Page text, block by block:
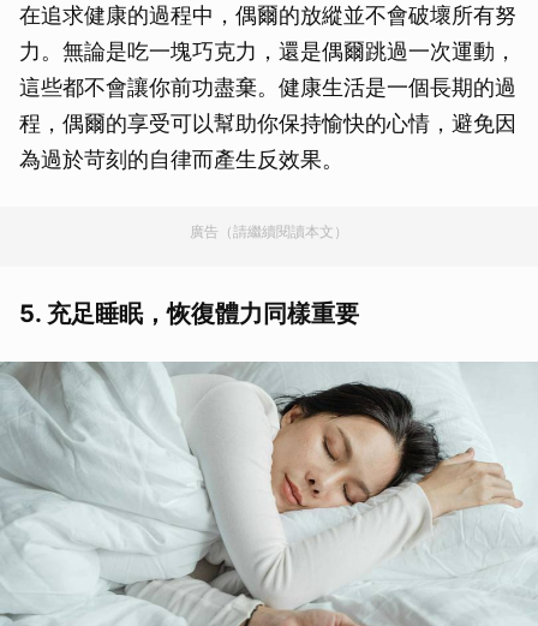
在追求健康的過程中，偶爾的放縱並不會破壞所有努
力。無論是吃一塊巧克力，還是偶爾跳過一次運動，
這些都不會讓你前功盡棄。健康生活是一個長期的過
程，偶爾的享受可以幫助你保持愉快的心情，避免因
為過於苛刻的自律而產生反效果。
廣告（請繼續閱讀本文）
5. 充足睡眠，恢復體力同樣重要